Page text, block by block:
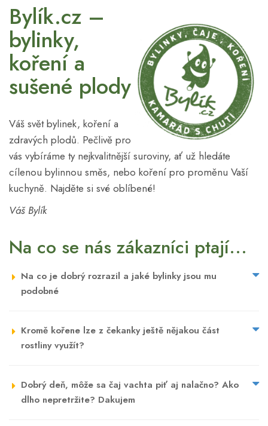
Bylík.cz –
bylinky,
koření a
sušené plody
Váš svět bylinek, koření a
zdravých plodů. Pečlivě pro
vás vybíráme ty nejkvalitnější suroviny, ať už hledáte
cílenou bylinnou směs, nebo koření pro proměnu Vaší
kuchyně. Najděte si své oblíbené!
Váš Bylík
Na co se nás zákazníci ptají...
Na co je dobrý rozrazil a jaké bylinky jsou mu
podobné
Kromě kořene lze z čekanky ještě nějakou část
rostliny využít?
Dobrý deň, môže sa čaj vachta piť aj nalačno? Ako
dlho nepretržite? Dakujem